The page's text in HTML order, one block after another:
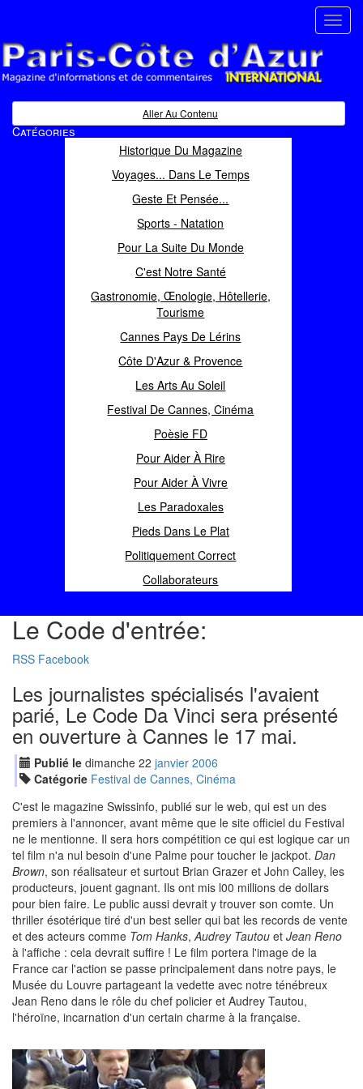
Magazine d'informations et de commentaires
Aller Au Contenu
Catégories
Historique Du Magazine
Voyages... Dans Le Temps
Geste Et Pensée...
Sports - Natation
Pour La Suite Du Monde
C'est Notre Santé
Gastronomie, Œnologie, Hôtellerie,
Tourisme
Cannes Pays De Lérins
Côte D'Azur & Provence
Les Arts Au Soleil
Festival De Cannes, Cinéma
Poèsie FD
Pour Aider À Rire
Pour Aider À Vivre
Les Paradoxales
Pieds Dans Le Plat
Politiquement Correct
Collaborateurs
Le Code d'entrée:
RSS Facebook
Les journalistes spécialisés l'avaient
parié, Le Code Da Vinci sera présenté
en ouverture à Cannes le 17 mai.
Publié le dimanche 22 janvier 2006
Catégorie Festival de Cannes, Cinéma
C'est le magazine Swissinfo, publié sur le web, qui est un des
premiers à l'annoncer, avant même que le site officiel du Festival
ne le mentionne. Il sera hors compétition ce qui est logique car un
tel film n'a nul besoin d'une Palme pour toucher le jackpot. Dan
Brown, son réalisateur et surtout Brian Grazer et John Calley, les
producteurs, jouent gagnant. Ils ont mis l00 millions de dollars
pour bien faire. Le public aussi devrait y trouver son comte. Un
thriller ésotérique tiré d'un best seller qui bat les records de vente
et des acteurs comme Tom Hanks,Audrey Tautou et Jean Reno
à l'affiche : cela devrait suffire ! Le film portera l'image de la
France car l'action se passe principalement dans notre pays, le
Musée du Louvre partageant la vedette avec notre ténébreux
Jean Reno dans le rôle du chef policier et Audrey Tautou,
l'héroïne, incarnation d'un certain charme à la française.